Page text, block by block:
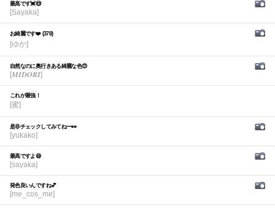
最高です💓😍
[Sayaka]
お綺麗です❤️ (378)
[ゆか]
自然なのに奥行きある綺麗な色😍
[𝑴𝑰𝑫𝑶𝑹𝑰]
これが最強！
[蜜]
是非チェックしてみてねー👀
[yukako]
最高ですよ😆
[sayaka]
発色良いんですね💕︎
[me_cos_me]